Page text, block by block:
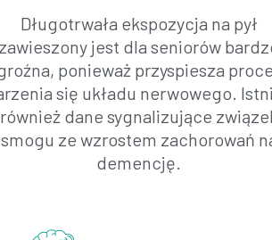
Długotrwała ekspozycja na pył
jest dla seniorów
ponieważ przyspiesza
się układu nerwowego.
również dane sygnalizujące
smogu ze wzrostem zachorowań
demencję.